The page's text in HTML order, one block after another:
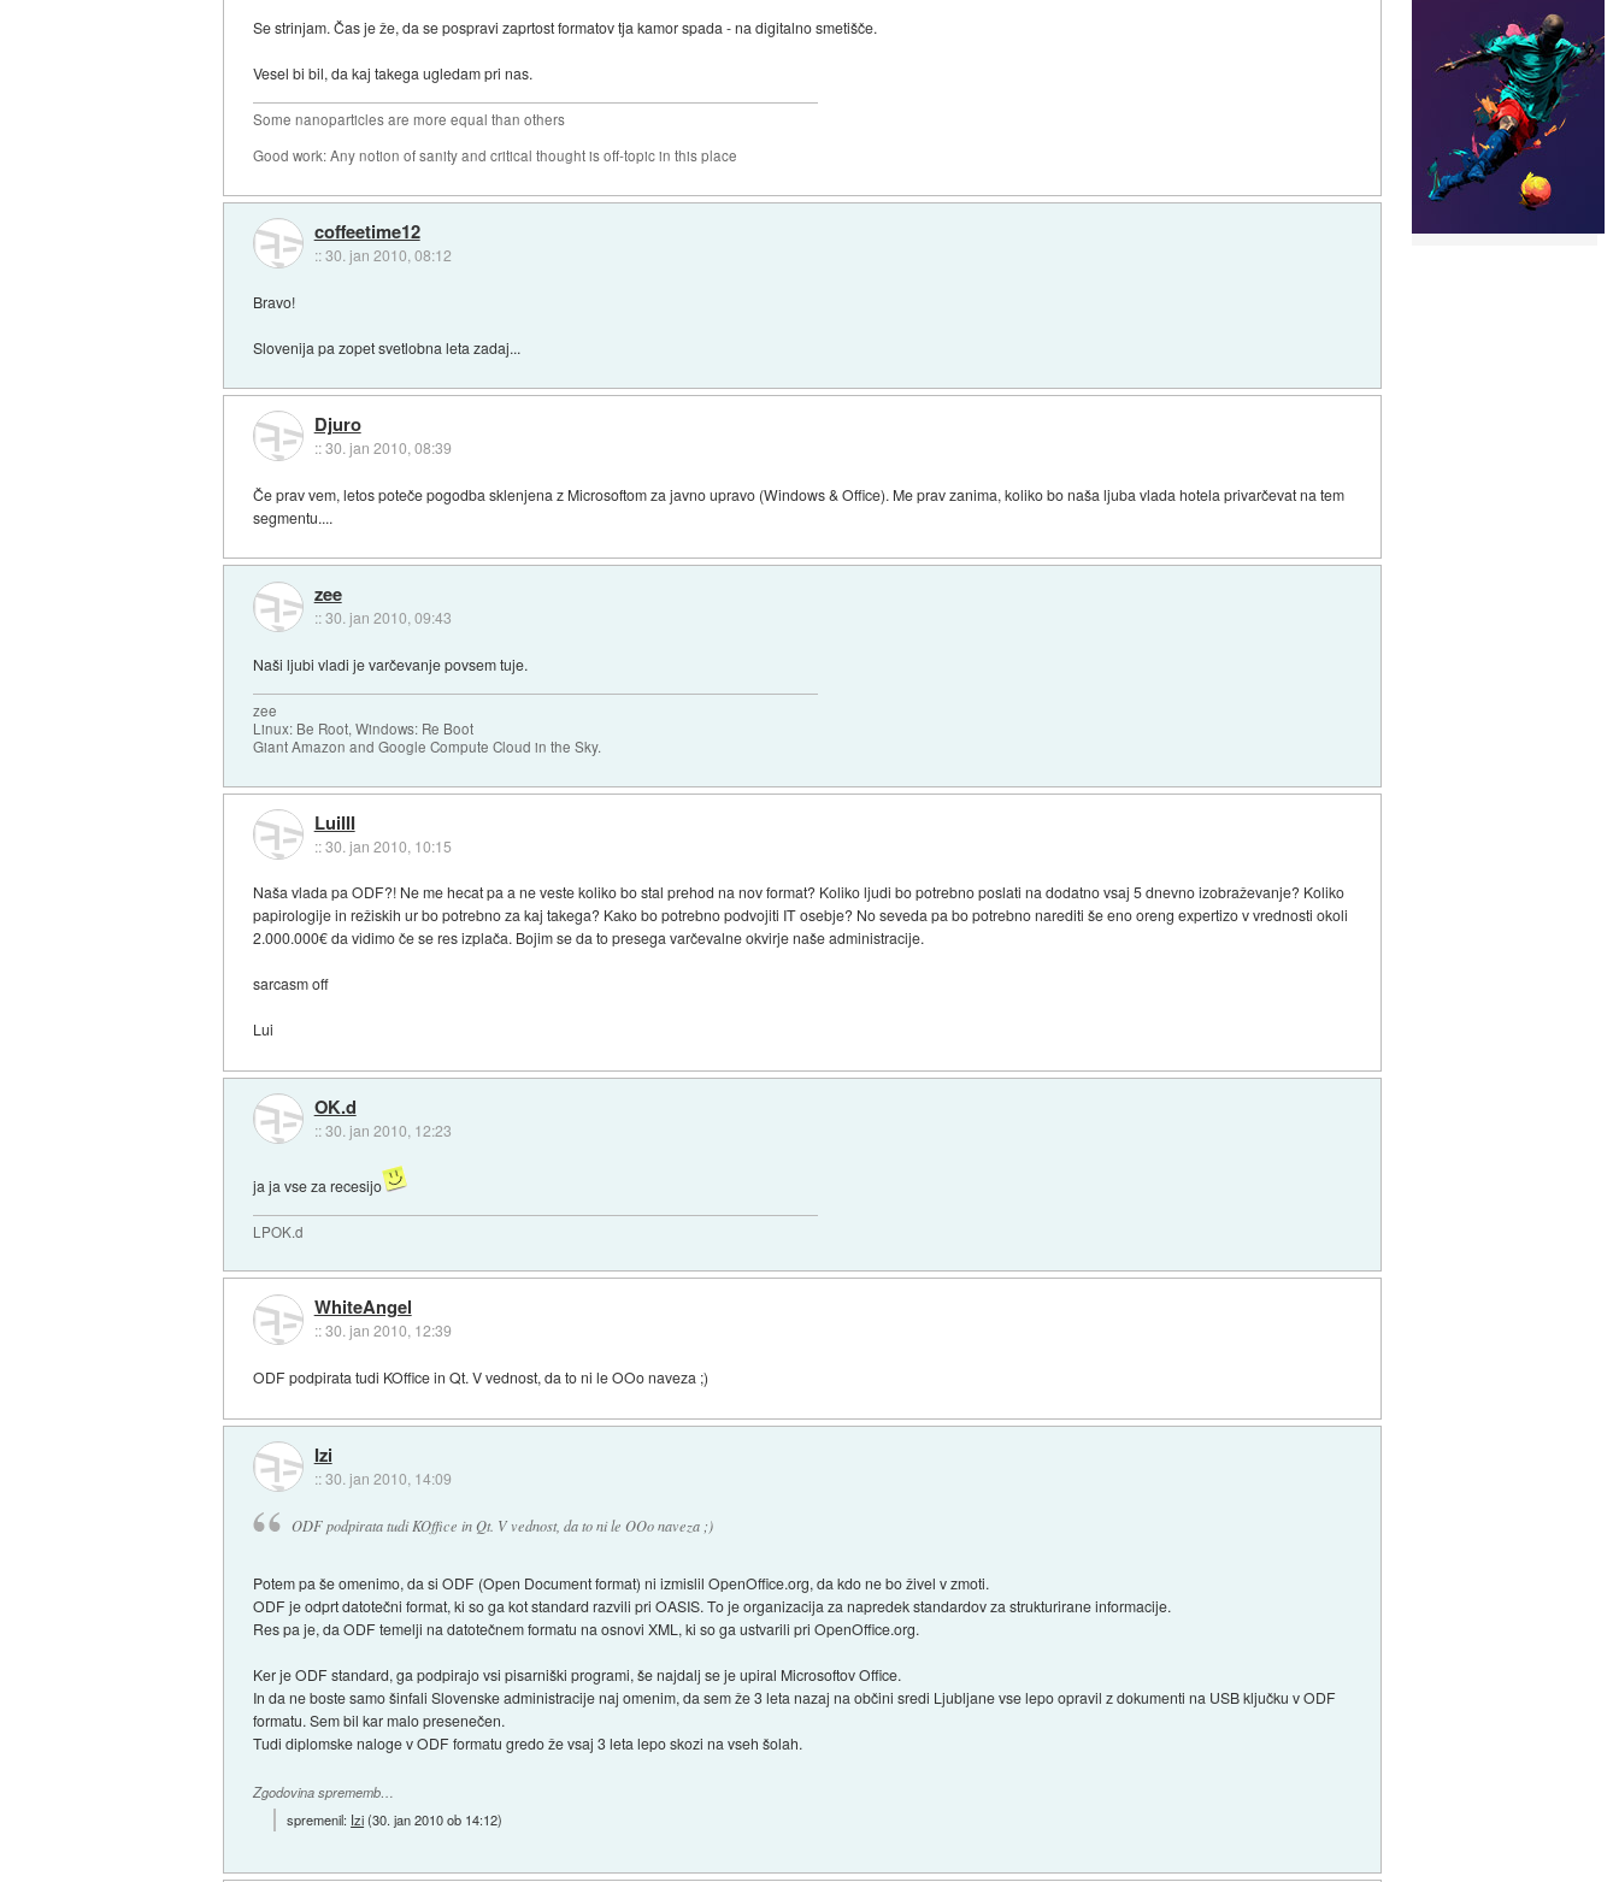
Se strinjam. Čas je že, da se pospravi zaprtost formatov tja kamor spada - na digitalno smetišče.
Vesel bi bil, da kaj takega ugledam pri nas.
Some nanoparticles are more equal than others
Good work: Any notion of sanity and critical thought is off-topic in this place
coffeetime12
::30. jan 2010, 08:12
Bravo!
Slovenija pa zopet svetlobna leta zadaj...
Djuro
::30. jan 2010, 08:39
Če prav vem, letos poteče pogodba sklenjena z Microsoftom za javno upravo (Windows & Office). Me prav zanima, koliko bo naša ljuba vlada hotela privarčevat na tem
segmentu....
zee
::30. jan 2010, 09:43
Naši ljubi vladi je varčevanje povsem tuje.
zee
Linux: Be Root, Windows: Re Boot
Giant Amazon and Google Compute Cloud in the Sky.
LuiIII
::30. jan 2010, 10:15
Naša vlada pa ODF?! Ne me hecat pa a ne veste koliko bo stal prehod na nov format? Koliko ljudi bo potrebno poslati na dodatno vsaj 5 dnevno izobraževanje? Koliko
papirologije in režiskih ur bo potrebno za kaj takega? Kako bo potrebno podvojiti IT osebje? No seveda pa bo potrebno narediti še eno oreng expertizo v vrednosti okoli
2.000.000€ da vidimo če se res izplača. Bojim se da to presega varčevalne okvirje naše administracije.
sarcasm off
Lui
OK.d
::30. jan 2010, 12:23
ja ja vse za recesijo
LPOK.d
WhiteAngel
::30. jan 2010, 12:39
ODF podpirata tudi KOffice in Qt. V vednost, da to ni le OOo naveza ;)
Izi
::30. jan 2010, 14:09
ODF podpirata tudi KOffice in Qt. V vednost, da to ni le OOo naveza ;)
Potem pa še omenimo, da si ODF (Open Document format) ni izmislil OpenOffice.org, da kdo ne bo živel v zmoti.
ODF je odprt datotečni format, ki so ga kot standard razvili pri OASIS. To je organizacija za napredek standardov za strukturirane informacije.
Res pa je, da ODF temelji na datotečnem formatu na osnovi XML, ki so ga ustvarili pri OpenOffice.org.
Ker je ODF standard, ga podpirajo vsi pisarniški programi, še najdalj se je upiral Microsoftov Office.
In da ne boste samo šinfali Slovenske administracije naj omenim, da sem že 3 leta nazaj na občini sredi Ljubljane vse lepo opravil z dokumenti na USB ključku v ODF
formatu. Sem bil kar malo presenečen.
Tudi diplomske naloge v ODF formatu gredo že vsaj 3 leta lepo skozi na vseh šolah.
Zgodovina sprememb…
spremenil: Izi(30. jan 2010 ob 14:12)